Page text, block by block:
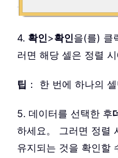
4. 확인>확인을(를) 클
러면 해당 셀은 정렬
팁 ： 한 번에 하나의
5. 데이터를 선택한 후
하세요。 그러면 정렬
유지되는 것을 확인할